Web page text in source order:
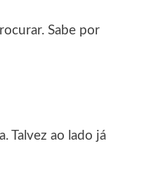
Sabe por
Talvez ao lado já